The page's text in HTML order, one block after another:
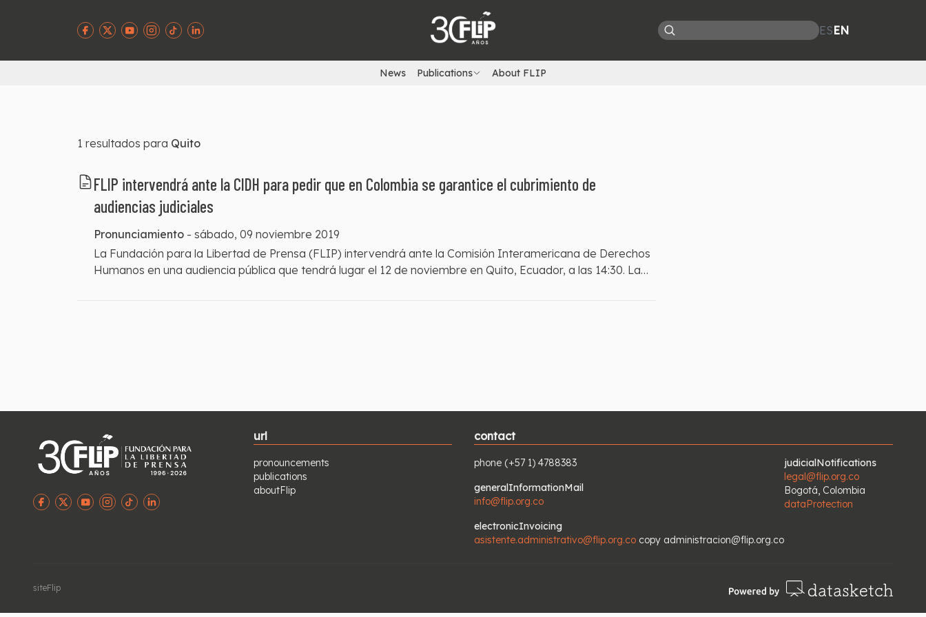
ESEN
News Publications About FLIP
1 resultados para Quito
FLIP intervendrá ante la CIDH para pedir que en Colombia se garantice el cubrimiento de
audiencias judiciales
Pronunciamiento - sábado, 09 noviembre 2019
La Fundación para la Libertad de Prensa (FLIP) intervendrá ante la Comisión Interamericana de Derechos
Humanos en una audiencia pública que tendrá lugar el 12 de noviembre en Quito, Ecuador, a las 14:30. La
url
pronouncements
publications
aboutFlip
contact
phone (+57 1) 4788383
generalInformationMail
info@flip.org.co
electronicInvoicing
asistente.administrativo@flip.org.co copy administracion@flip.org.co
judicialNotifications
legal@flip.org.co
Bogotá, Colombia
dataProtection
siteFlip